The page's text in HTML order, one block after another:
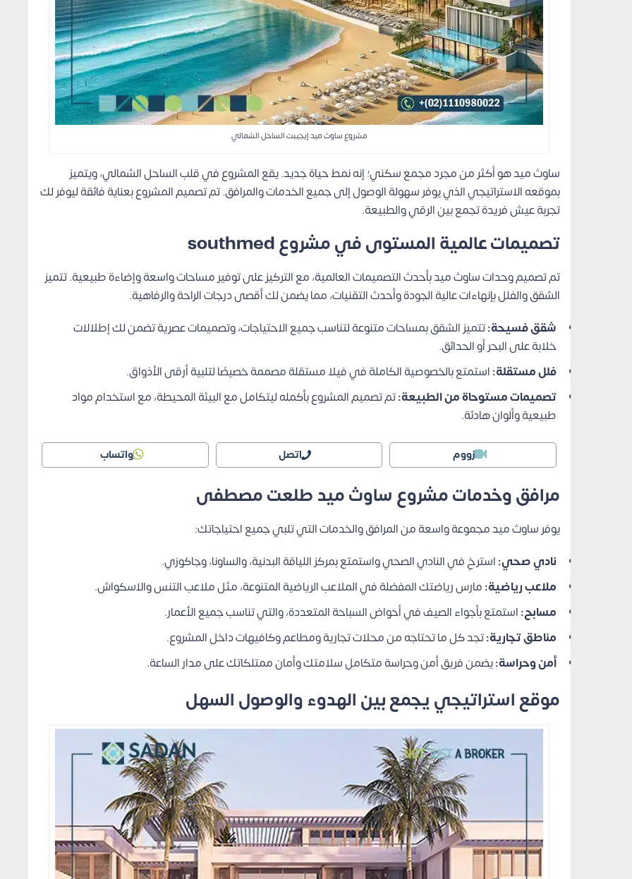
مشروع ساوث ميد إيجيبت الساحل الشمالي
ساوث ميد هو أكثر من مجرد مجمع سكني؛ إنه نمط حياة جديد. يقع المشروع في قلب الساحل الشمالي، ويتميز
بموقعه الاستراتيجي الذي يوفر سهولة الوصول إلى جميع الخدمات والمرافق. تم تصميم المشروع بعناية فائقة ليوفر لك
تجربة عيش فريدة تجمع بين الرقي والطبيعة.
تصميمات عالمية المستوى في مشروع southmed
تم تصميم وحدات ساوث ميد بأحدث التصميمات العالمية، مع التركيز على توفير مساحات واسعة وإضاءة طبيعية. تتميز
الشقق والفلل بإنهاءات عالية الجودة وأحدث التقنيات، مما يضمن لك أقصى درجات الراحة والرفاهية.
شقق فسيحة:تتميز الشقق بمساحات متنوعة لتناسب جميع الاحتياجات، وتصميمات عصرية تضمن لك إطلالات
خلابة على البحر أو الحدائق.
فلل مستقلة:استمتع بالخصوصية الكاملة في فيلا مستقلة مصممة خصيصًا لتلبية أرقى الأذواق.
تصميمات مستوحاة من الطبيعة:تم تصميم المشروع بأكمله ليتكامل مع البيئة المحيطة، مع استخدام مواد
طبيعية وألوان هادئة.
زووم اتصل واتساب
مرافق وخدمات مشروع ساوث ميد طلعت مصطفى
يوفر ساوث ميد مجموعة واسعة من المرافق والخدمات التي تلبي جميع احتياجاتك:
نادي صحي:استرخِ في النادي الصحي واستمتع بمركز اللياقة البدنية، والساونا، وجاكوزي.
ملاعب رياضية:مارس رياضتك المفضلة في الملاعب الرياضية المتنوعة، مثل ملاعب التنس والاسكواش.
مسابح:استمتع بأجواء الصيف في أحواض السباحة المتعددة، والتي تناسب جميع الأعمار.
مناطق تجارية:تجد كل ما تحتاجه من محلات تجارية ومطاعم وكافيهات داخل المشروع.
أمن وحراسة:يضمن فريق أمن وحراسة متكامل سلامتك وأمان ممتلكاتك على مدار الساعة.
موقع استراتيجي يجمع بين الهدوء والوصول السهل